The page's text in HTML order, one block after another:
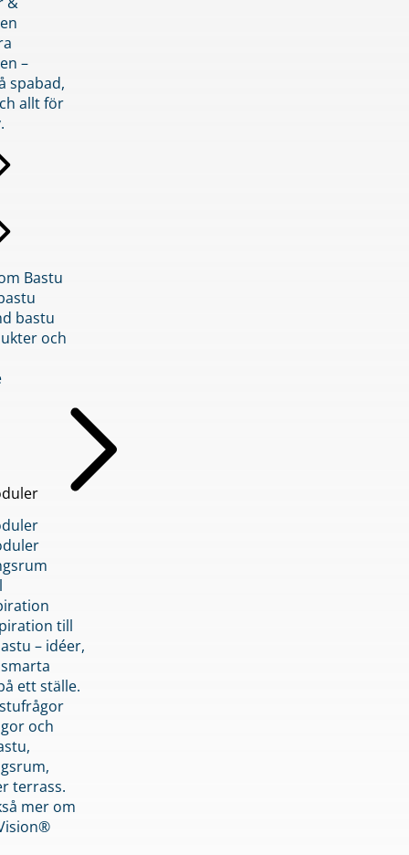
–
spabad,
allt för
Bastu
bastu
och
till
– idéer,
ett ställe.
och
terrass.
mer om